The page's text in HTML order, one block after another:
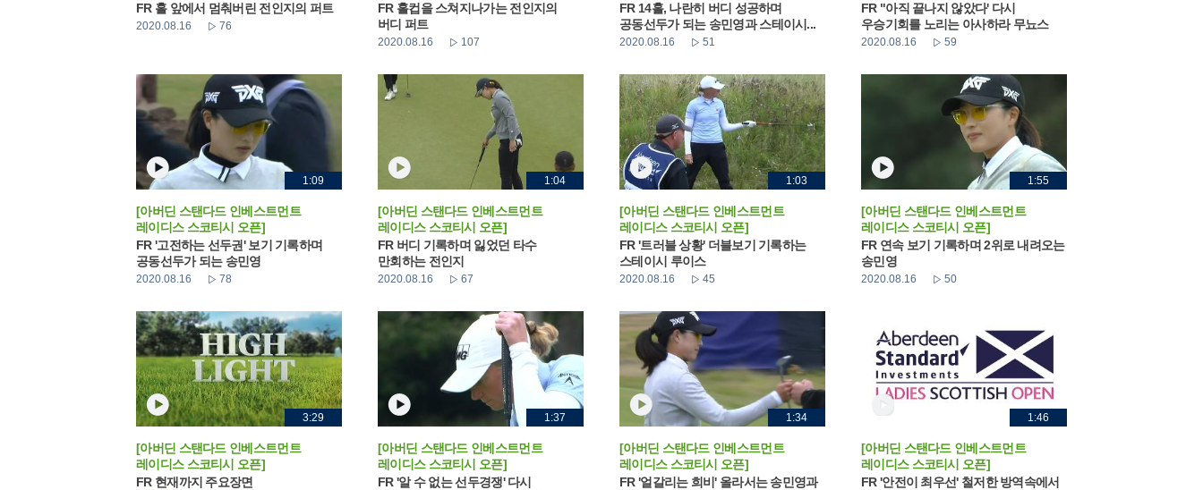
FR 홀 앞에서 멈춰버린 전인지의 퍼트
2020.08.16 76
FR 홀컵을 스쳐지나가는 전인지의
버디 퍼트
2020.08.16 107
FR 14홀, 나란히 버디 성공하며
공동선두가 되는 송민영과 스테이시...
2020.08.16 51
FR "아직 끝나지 않았다' 다시
우승기회를 노리는 아사하라 무뇨스
2020.08.16 59
1:09
[아버딘 스탠다드 인베스트먼트
레이디스 스코티시 오픈]
FR '고전하는 선두권' 보기 기록하며
공동선두가 되는 송민영
2020.08.16 78
1:04
[아버딘 스탠다드 인베스트먼트
레이디스 스코티시 오픈]
FR 버디 기록하며 잃었던 타수
만회하는 전인지
2020.08.16 67
1:03
[아버딘 스탠다드 인베스트먼트
레이디스 스코티시 오픈]
FR '트러블 상황' 더블보기 기록하는
스테이시 루이스
2020.08.16 45
1:55
[아버딘 스탠다드 인베스트먼트
레이디스 스코티시 오픈]
FR 연속 보기 기록하며 2위로 내려오는
송민영
2020.08.16 50
3:29
[아버딘 스탠다드 인베스트먼트
레이디스 스코티시 오픈]
FR 현재까지 주요장면
1:37
[아버딘 스탠다드 인베스트먼트
레이디스 스코티시 오픈]
FR '알 수 없는 선두경쟁' 다시
1:34
[아버딘 스탠다드 인베스트먼트
레이디스 스코티시 오픈]
FR '얼갈리는 희비' 올라서는 송민영과
1:46
[아버딘 스탠다드 인베스트먼트
레이디스 스코티시 오픈]
FR '안전이 최우선' 철저한 방역속에서